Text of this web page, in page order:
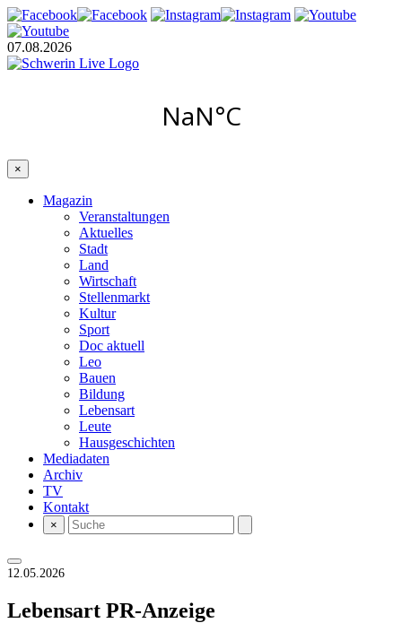
07.08.2026
×
Magazin
Veranstaltungen
Aktuelles
Stadt
Land
Wirtschaft
Stellenmarkt
Kultur
Sport
Doc aktuell
Leo
Bauen
Bildung
Lebensart
Leute
Hausgeschichten
Mediadaten
Archiv
TV
Kontakt
×
12.05.2026
Lebensart PR-Anzeige